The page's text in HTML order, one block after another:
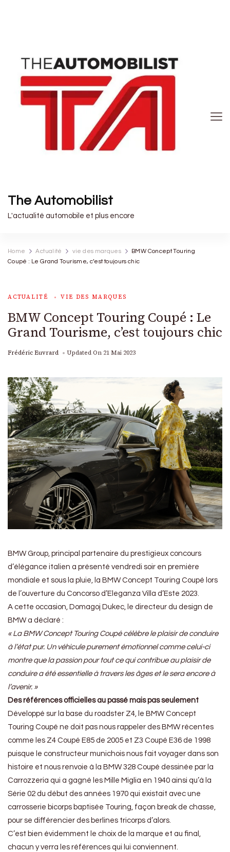
The Automobilist
L'actualité automobile et plus encore
Home Actualité vie des marques
BMW Concept Touring
Coupé : Le Grand Tourisme, c’est toujours chic
ACTUALITÉ VIE DES MARQUES
BMW Concept Touring Coupé : Le
Grand Tourisme, c’est toujours chic
Frédéric Euvrard Updated On 21 Mai 2023
BMW Group, principal partenaire du prestigieux concours
d’élégance italien a présenté vendredi soir en première
mondiale et sous la pluie, la BMW Concept Touring Coupé lors
de l’ouverture du Concorso d’Eleganza Villa d’Este 2023.
A cette occasion, Domagoj Dukec, le directeur du design de
BMW a déclaré :
« La BMW Concept Touring Coupé célèbre le plaisir de conduire
à l’état pur. Un véhicule purement émotionnel comme celui-ci
montre que la passion pour tout ce qui contribue au plaisir de
conduire a été essentielle à travers les âges et le sera encore à
l’avenir. »
Des références officielles au passé mais pas seulement
Développé sur la base du roadster Z4, le BMW Concept
Touring Coupé ne doit pas nous rappeler des BMW récentes
comme les Z4 Coupé E85 de 2005 et Z3 Coupé E36 de 1998
puisque le constructeur munichois nous fait voyager dans son
histoire et nous renvoie à la BMW 328 Coupé dessinée par la
Carrozzeria qui a gagné les Mille Miglia en 1940 ainsi qu’à la
Série 02 du début des années 1970 qui existait avec une
carrosserie bicorps baptisée Touring, façon break de chasse,
pour se différencier des berlines tricorps d’alors.
C’est bien évidemment le choix de la marque et au final,
chacun y verra les références qui lui conviennent.